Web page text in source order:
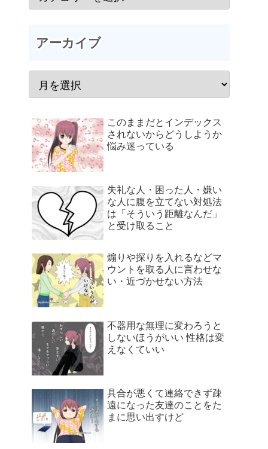
アーカイブ
このままだとインデックス
されないからどうしようか
悩み迷っている
失礼な人・困った人・嫌い
な人に腹を立てない対処法
は「そういう距離なんだ」
と受け取ること
煽りや探りを入れるなどマ
ウントを取る人に言わせな
い・近づかせない方法
不器用な無理に変わろうと
しないほうがいい 性格は変
えなくていい
具合が悪くて連絡できず疎
遠になった友達のことをた
まに思い出すけど